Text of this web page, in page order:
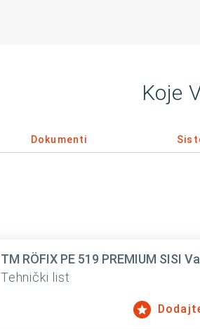
Koje
Dokumenti
TM RÖFIX PE 519 PREMIUM SISI
Tehnički list